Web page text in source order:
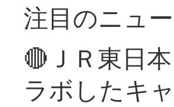
注目のニュ
🔴ＪＲ東日
ラボしたキ